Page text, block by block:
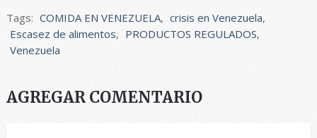
Tags: COMIDA EN VENEZUELA, crisis en Venezuela,
Escasez de alimentos, PRODUCTOS REGULADOS,
Venezuela
AGREGAR COMENTARIO